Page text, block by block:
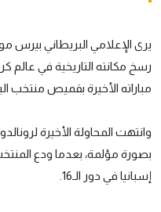
يرى الإعلامي البريطاني بيرس
رسخ مكانته التاريخية في عالم
مباراته الأخيرة بقميص منتخب
وانتهت المحاولة الأخيرة
بصورة مؤلمة، بعدما ودع
إسبانيا في دور الـ16.